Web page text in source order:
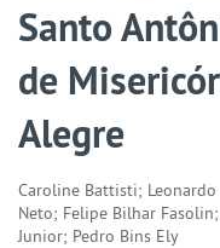
Santo
de
Alegre
Caroline Battisti;
Neto; Felipe Bilhar
Junior; Pedro Bins Ely